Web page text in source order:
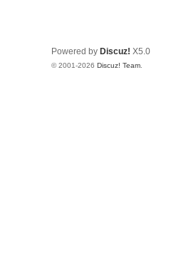
Powered by Discuz! X5.0
© 2001-2026 Discuz! Team